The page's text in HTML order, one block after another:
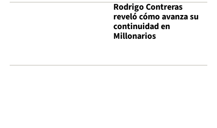
Rodrigo Contreras
reveló cómo avanza su
continuidad en
Millonarios